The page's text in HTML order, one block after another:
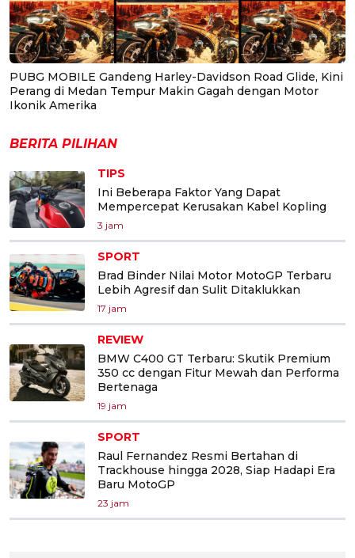
PUBG MOBILE Gandeng Harley-Davidson Road Glide, Kini
Perang di Medan Tempur Makin Gagah dengan Motor
Ikonik Amerika
BERITA PILIHAN
TIPS
Ini Beberapa Faktor Yang Dapat
Mempercepat Kerusakan Kabel Kopling
3 jam
SPORT
Brad Binder Nilai Motor MotoGP Terbaru
Lebih Agresif dan Sulit Ditaklukkan
17 jam
REVIEW
BMW C400 GT Terbaru: Skutik Premium
350 cc dengan Fitur Mewah dan Performa
Bertenaga
19 jam
SPORT
Raul Fernandez Resmi Bertahan di
Trackhouse hingga 2028, Siap Hadapi Era
Baru MotoGP
23 jam